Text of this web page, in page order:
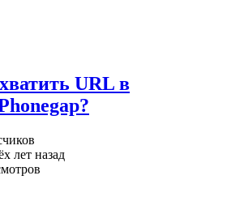
URL в
лет назад